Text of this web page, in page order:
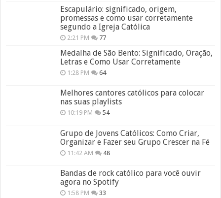
Escapulário: significado, origem,
promessas e como usar corretamente
segundo a Igreja Católica
2:21 PM 77
Medalha de São Bento: Significado, Oração,
Letras e Como Usar Corretamente
1:28 PM 64
Melhores cantores católicos para colocar
nas suas playlists
10:19 PM 54
Grupo de Jovens Católicos: Como Criar,
Organizar e Fazer seu Grupo Crescer na Fé
11:42 AM 48
Bandas de rock católico para você ouvir
agora no Spotify
1:58 PM 33